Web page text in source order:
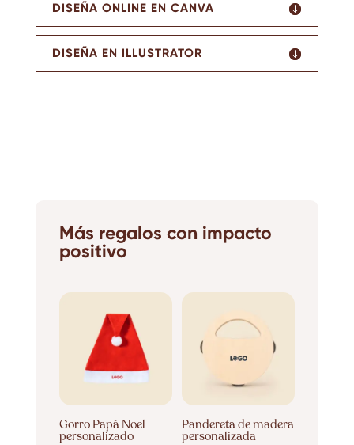
DISEÑA ONLINE EN CANVA
DISEÑA EN ILLUSTRATOR
Más regalos con impacto
positivo
Gorro Papá Noel
personalizado
Pandereta de madera
personalizada